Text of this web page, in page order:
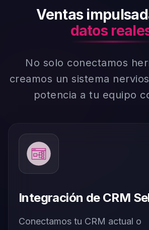
Ventas
datos
No solo conectamos
creamos un sistema
potencia a tu equipo
Integración de CRM
Conectamos tu CRM actual o